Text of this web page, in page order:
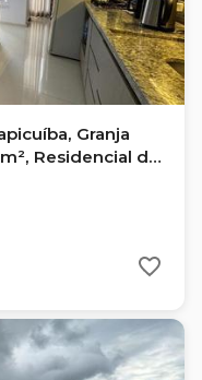
Granja
Residencial da